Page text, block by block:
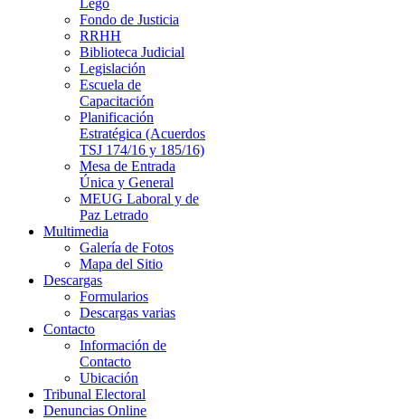
Lego
Fondo de Justicia
RRHH
Biblioteca Judicial
Legislación
Escuela de
Capacitación
Planificación
Estratégica (Acuerdos
TSJ 174/16 y 185/16)
Mesa de Entrada
Única y General
MEUG Laboral y de
Paz Letrado
Multimedia
Galería de Fotos
Mapa del Sitio
Descargas
Formularios
Descargas varias
Contacto
Información de
Contacto
Ubicación
Tribunal Electoral
Denuncias Online